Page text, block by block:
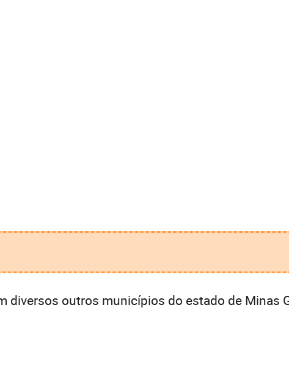
diversos outros municípios do estado de Minas